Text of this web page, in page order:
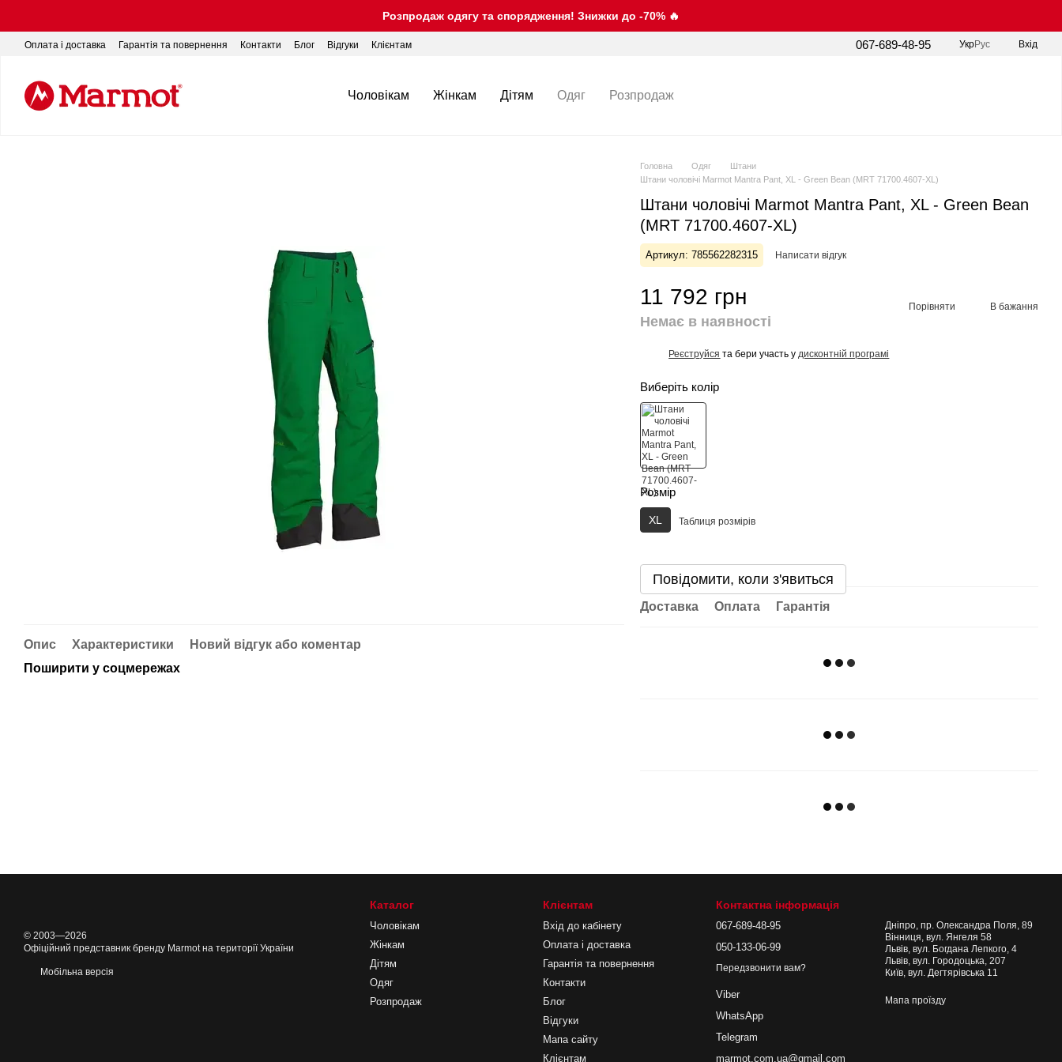
Розпродаж одягу та спорядження! Знижки до -70% 🔥
Оплата і доставка Гарантія та повернення Контакти Блог Відгуки Клієнтам 067-689-48-95 УкрРус Вхід
Чоловікам Жінкам Дітям Одяг Розпродаж
Опис Характеристики
Новий відгук або коментар
Поширити у соцмережах
Головна Одяг
Штани
Штани чоловічі Marmot Mantra Pant, XL - Green Bean (MRT 71700.4607-XL)
Штани чоловічі Marmot Mantra Pant, XL - Green Bean
(MRT 71700.4607-XL)
Артикул: 785562282315 Написати відгук
11 792 грн
Немає в наявності
Порівняти В бажання
Реєструйся та бери участь у дисконтній програмі
Виберіть колір
Розмір
XL Таблиця розмірів
Повідомити, коли з'явиться
Доставка Оплата Гарантія
© 2003—2026
Офіційний представник бренду Marmot на території України
Мобільна версія
Каталог
Чоловікам
Жінкам
Дітям
Одяг
Розпродаж
Клієнтам
Вхід до кабінету
Оплата і доставка
Гарантія та повернення
Контакти
Блог
Відгуки
Мапа сайту
Клієнтам
Контактна інформація
067-689-48-95
050-133-06-99
Передзвонити вам?
Viber
WhatsApp
Telegram
marmot.com.ua@gmail.com
Дніпро, пр. Олександра Поля, 89
Вінниця, вул. Янгеля 58
Львів, вул. Богдана Лепкого, 4
Львів, вул. Городоцька, 207
Київ, вул. Дегтярівська 11
Мапа проїзду